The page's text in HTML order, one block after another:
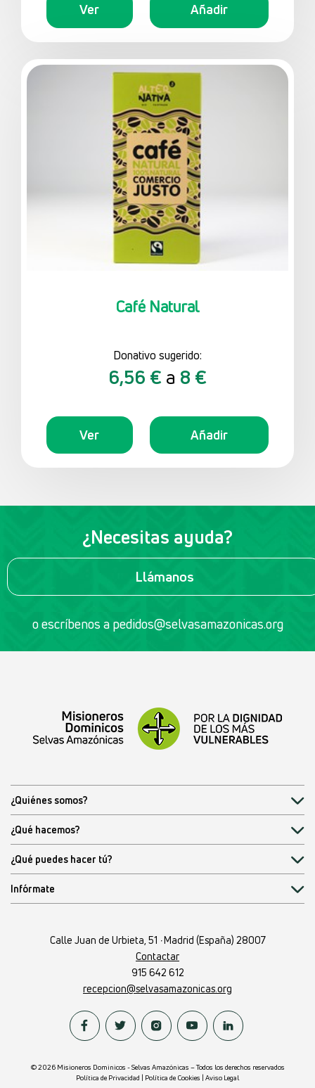
Ver Añadir
Café Natural
Donativo sugerido:
6,56 € a 8 €
Ver Añadir
¿Necesitas ayuda?
Llámanos
o escríbenos a pedidos@selvasamazonicas.org
Calle Juan de Urbieta, 51 ·Madrid (España) 28007
Contactar
915 642 612
recepcion@selvasamazonicas.org
¿Quiénes somos?
¿Qué hacemos?
¿Qué puedes hacer tú?
Infórmate
© 2026 Misioneros Dominicos - Selvas Amazónicas – Todos los derechos reservados
Política de Privacidad | Política de Cookies | Aviso Legal